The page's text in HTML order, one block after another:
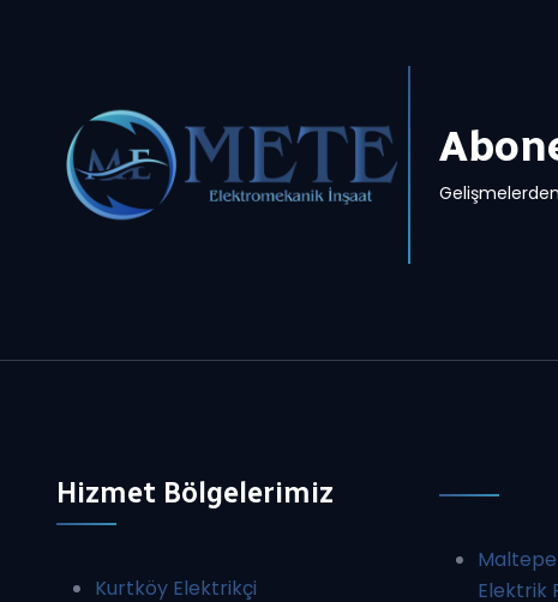
Hizmet Bölgelerimiz
Kurtköy Elektrikçi
Elektrik